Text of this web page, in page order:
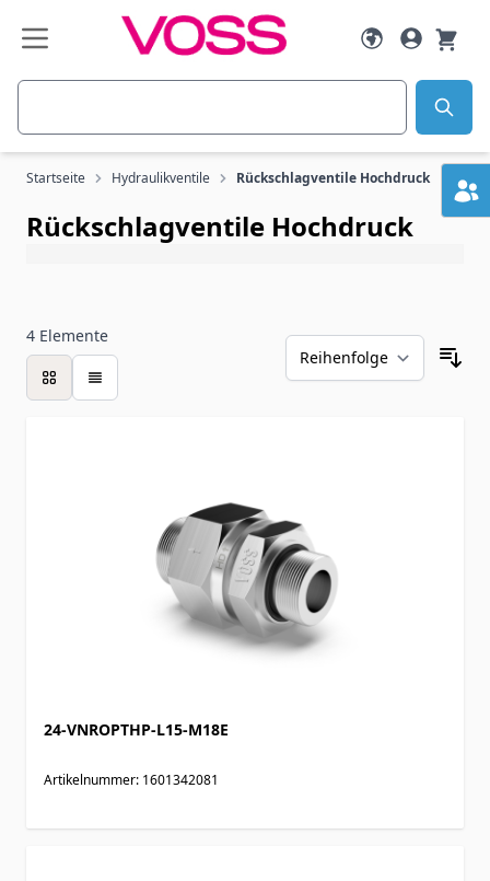
Zum Inhalt springen
Suche
Startseite Hydraulikventile Rückschlagventile Hochdruck
Rückschlagventile Hochdruck
4 Elemente
Liste
24-VNROPTHP-L15-M18E
Artikelnummer: 1601342081